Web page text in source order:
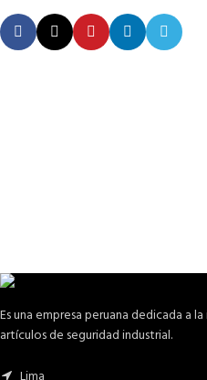
Es una empresa peruana dedicada a
artículos de seguridad industrial.